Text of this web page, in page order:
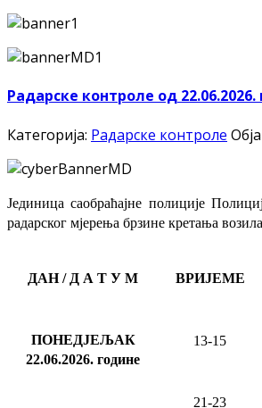
Радарске контроле од
Категорија: Радарске контроле
Јединица саобраћајне полиције
радарског мјерења брзине кретања
ДАН / Д А Т У М ВРИЈЕМЕ
ПОНЕДЈЕЉАК
22.06.2026. године
13-15
21-23